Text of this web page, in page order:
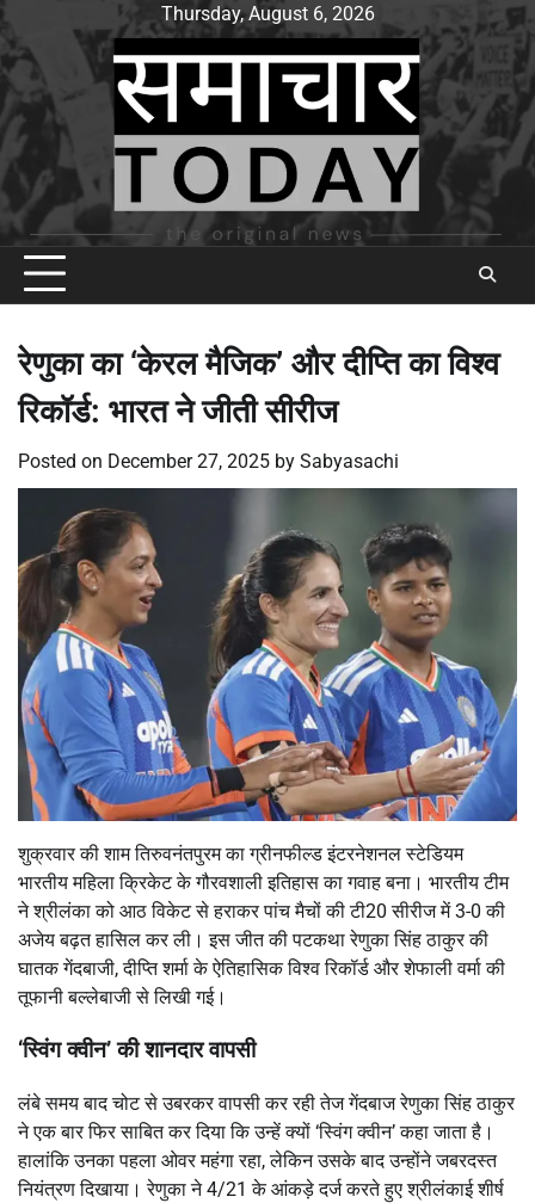
Skip
to
content
Thursday, August 6, 2026
रेणुका का ‘केरल मैजिक’ और दीप्ति का विश्व
रिकॉर्ड: भारत ने जीती सीरीज
Posted on December 27, 2025 by Sabyasachi
शुक्रवार की शाम तिरुवनंतपुरम का ग्रीनफील्ड इंटरनेशनल स्टेडियम
भारतीय महिला क्रिकेट के गौरवशाली इतिहास का गवाह बना। भारतीय टीम
ने श्रीलंका को आठ विकेट से हराकर पांच मैचों की टी20 सीरीज में 3-0 की
अजेय बढ़त हासिल कर ली। इस जीत की पटकथा रेणुका सिंह ठाकुर की
घातक गेंदबाजी, दीप्ति शर्मा के ऐतिहासिक विश्व रिकॉर्ड और शेफाली वर्मा की
तूफानी बल्लेबाजी से लिखी गई।
‘स्विंग क्वीन’ की शानदार वापसी
लंबे समय बाद चोट से उबरकर वापसी कर रही तेज गेंदबाज रेणुका सिंह ठाकुर
ने एक बार फिर साबित कर दिया कि उन्हें क्यों ‘स्विंग क्वीन’ कहा जाता है।
हालांकि उनका पहला ओवर महंगा रहा, लेकिन उसके बाद उन्होंने जबरदस्त
नियंत्रण दिखाया। रेणुका ने 4/21 के आंकड़े दर्ज करते हुए श्रीलंकाई शीर्ष